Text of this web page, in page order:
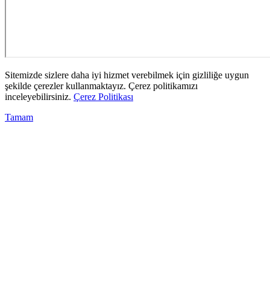
Sitemizde sizlere daha iyi hizmet verebilmek için gizliliğe uygun
şekilde çerezler kullanmaktayız. Çerez politikamızı
inceleyebilirsiniz. Çerez Politikası
Tamam